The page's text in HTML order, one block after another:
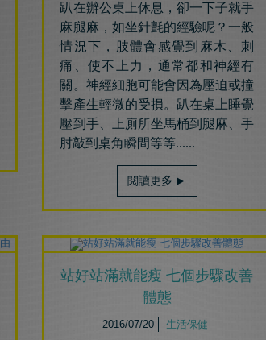
趴在辦公桌上休息，卻一下子就手
麻腿麻，如坐針氈的經驗呢？一般
情況下，肢體會感覺到麻木、刺
痛、使不上力，通常都和神經有
關。 神經細胞可能會因為壓迫或撞
擊產生輕微的受損。趴在桌上睡覺
壓到手、上廁所坐馬桶到腿麻 、手
肘敲到桌角瞬間等等......
閱讀更多
站好站滿就能瘦 七個步驟改善
體態
2016/07/20 生活保健